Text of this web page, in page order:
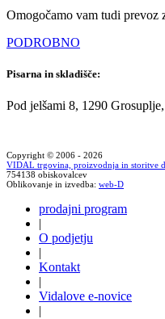
Omogočamo vam tudi
PODROBNO
Pisarna in skladišče:
Pod jelšami 8, 1290
Copyright © 2006 - 2026
VIDAL trgovina, proizvodnja in storitve
754138 obiskovalcev
Oblikovanje in izvedba: web-D
prodajni program
|
O podjetju
|
Kontakt
|
Vidalove e-novice
|